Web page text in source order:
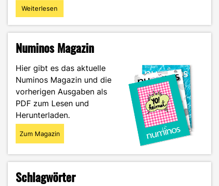
"Mit
40
–
Freiheit
durch
Frugalismus"
Weiterlesen
Numinos Magazin
Hier gibt es das aktuelle
Numinos Magazin und die
vorherigen Ausgaben als
PDF zum Lesen und
Herunterladen.
Zum Magazin
Schlagwörter